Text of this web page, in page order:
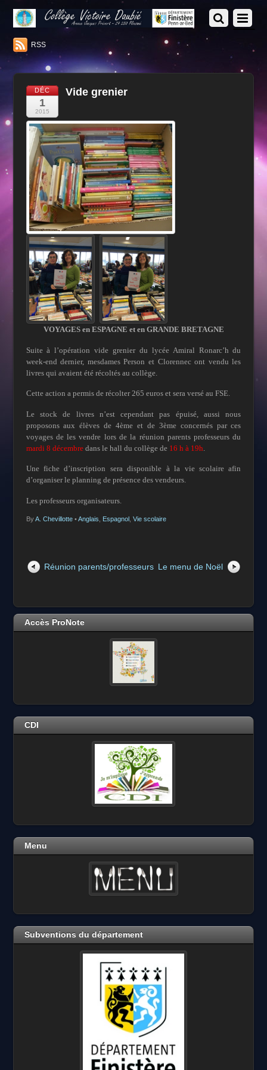
RSS
DÉC
1
2015
Vide grenier
VOYAGES en ESPAGNE et en GRANDE BRETAGNE
Suite à l’opération vide grenier du lycée Amiral Ronarc’h du
week-end dernier, mesdames Person et Clorennec ont vendu les
livres qui avaient été récoltés au collège.
Cette action a permis de récolter 265 euros et sera versé au FSE.
Le stock de livres n’est cependant pas épuisé, aussi nous
proposons aux élèves de 4ème et de 3ème concernés par ces
voyages de les vendre lors de la réunion parents professeurs du
mardi 8 décembredans le hall du collège de 16 h à 19h
Une fiche d’inscription sera disponible à la vie scolaire afin
d’organiser le planning de présence des vendeurs.
Les professeurs organisateurs.
ByA. Chevillotte• Anglais Espagnol Vie scolaire
Réunion parents/professeurs Le menu de Noël
Accès ProNote
CDI
Menu
Subventions du département